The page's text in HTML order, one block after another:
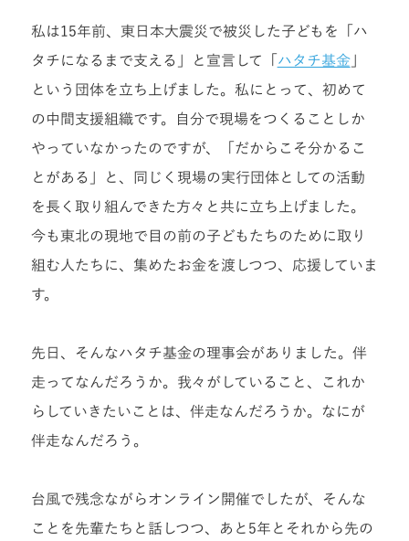
私は15年前、東日本大震災で被災した子どもを「ハ
タチになるまで支える」と宣言して「 ハタチ基金」
という団体を立ち上げました。私にとって、初めて
の中間支援組織です。自分で現場をつくることしか
やっていなかったのですが、「だからこそ分かるこ
とがある」と、同じく現場の実行団体としての活動
を長く取り組んできた方々と共に立ち上げました。
今も東北の現地で目の前の子どもたちのために取り
組む人たちに、集めたお金を渡しつつ、応援していま
す。
先日、そんなハタチ基金の理事会がありました。伴
走ってなんだろうか。我々がしていること、これか
らしていきたいことは、伴走なんだろうか。なにが
伴走なんだろう。
台風で残念ながらオンライン開催でしたが、そんな
ことを先輩たちと話しつつ、あと5年とそれから先の